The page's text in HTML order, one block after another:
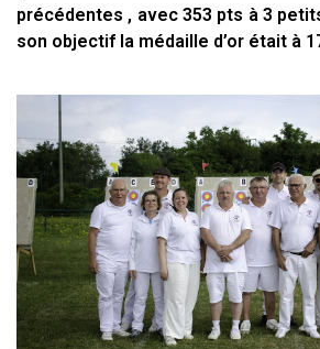
précédentes , avec 353 pts à 3
son objectif la médaille d’or était à